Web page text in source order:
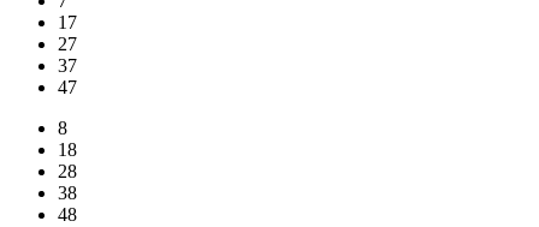
17
27
37
47
8
18
28
38
48